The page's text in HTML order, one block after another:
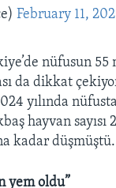
February 11,
nüfusun 55
da dikkat
yılında
hayvan
kadar düşmüştü.
yem oldu”